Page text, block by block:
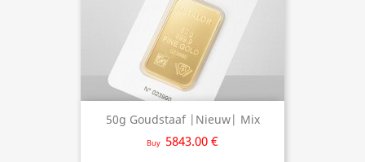
50g Goudstaaf |Nieuw| Mix
Buy 5843.00 €